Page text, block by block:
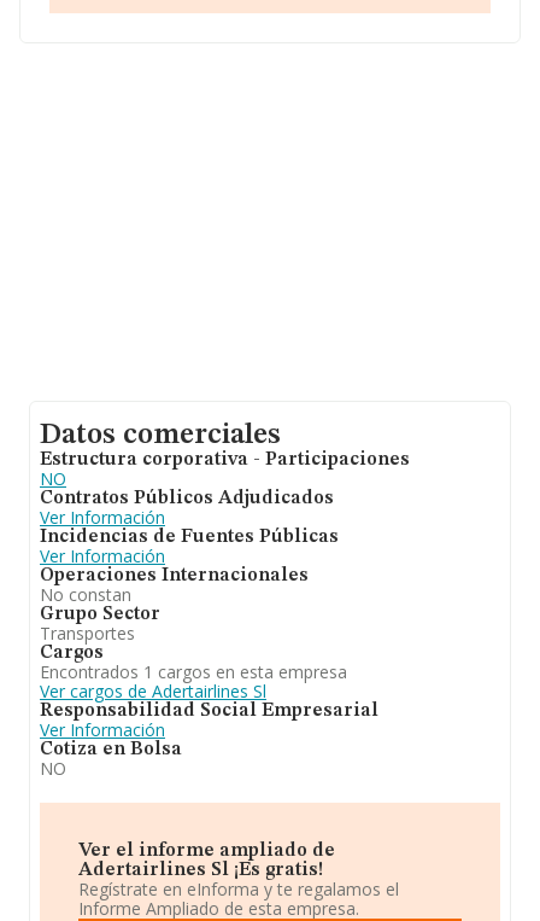
la constitución. Los empleados de media son 49.
Datos comerciales
Estructura corporativa - Participaciones
NO
Contratos Públicos Adjudicados
Ver Información
Incidencias de Fuentes Públicas
Ver Información
Operaciones Internacionales
No constan
Grupo Sector
Transportes
Cargos
Encontrados 1 cargos en esta empresa
Ver cargos de Adertairlines Sl
Responsabilidad Social Empresarial
Ver Información
Cotiza en Bolsa
NO
Ver el informe ampliado de
Adertairlines Sl ¡Es gratis!
Regístrate en eInforma y te regalamos el
Informe Ampliado de esta empresa.